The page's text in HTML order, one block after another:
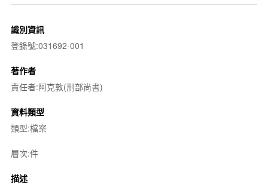
識別資訊
登錄號:031692-001
著作者
責任者:阿克敦(刑部尚書)
資料類型
類型:檔案
層次:件
描述